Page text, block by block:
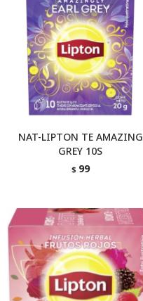
NAT-LIPTON TE AMAZING
GREY 10S
$ 99